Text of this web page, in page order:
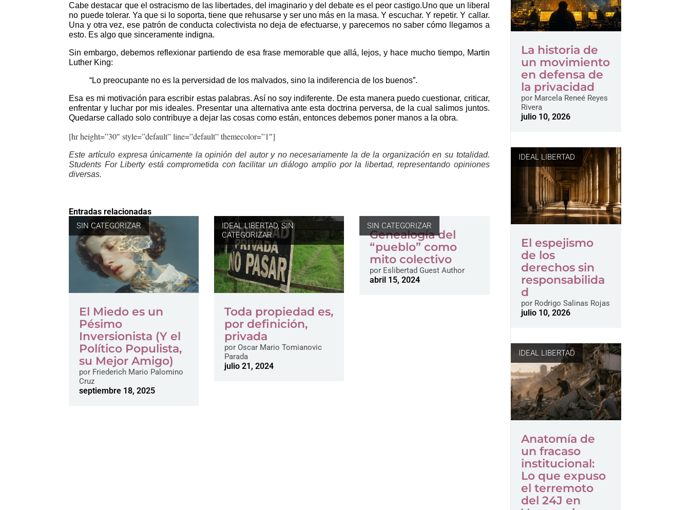
Cabe destacar que el ostracismo de las libertades, del imaginario y del debate es el peor castigo.Uno que un liberal
no puede tolerar. Ya que si lo soporta, tiene que rehusarse y ser uno más en la masa. Y escuchar. Y repetir. Y callar.
Una y otra vez, ese patrón de conducta colectivista no deja de efectuarse, y parecemos no saber cómo llegamos a
esto. Es algo que sinceramente indigna.
Sin embargo, debemos reflexionar partiendo de esa frase memorable que allá, lejos, y hace mucho tiempo, Martin
Luther King:
“Lo preocupante no es la perversidad de los malvados, sino la indiferencia de los buenos”.
Esa es mi motivación para escribir estas palabras. Así no soy indiferente. De esta manera puedo cuestionar, criticar,
enfrentar y luchar por mis ideales. Presentar una alternativa ante esta doctrina perversa, de la cual salimos juntos.
Quedarse callado solo contribuye a dejar las cosas como están, entonces debemos poner manos a la obra.
[hr height=”30″ style=”default” line=”default” themecolor=”1″]
Este artículo expresa únicamente la opinión del autor y no necesariamente la de la organización en su totalidad.
Students For Liberty está comprometida con facilitar un diálogo amplio por la libertad, representando opiniones
diversas.
Entradas relacionadas
SIN CATEGORIZAR
El Miedo es un
Pésimo
Inversionista (Y el
Político Populista,
su Mejor Amigo)
por Friederich Mario Palomino
Cruz
septiembre 18, 2025
IDEAL LIBERTAD,SIN
CATEGORIZAR
Toda propiedad es,
por definición,
privada
por Oscar Mario Tomianovic
Parada
julio 21, 2024
SIN CATEGORIZAR
Genealogía del
“pueblo” como
mito colectivo
por Eslibertad Guest Author
abril 15, 2024
La historia de
un movimiento
en defensa de
la privacidad
porMarcela Reneé Reyes
Rivera
julio 10, 2026
IDEAL LIBERTAD
El espejismo
de los
derechos sin
responsabilida
d
porRodrigo Salinas Rojas
julio 10, 2026
IDEAL LIBERTAD
Anatomía de
un fracaso
institucional:
Lo que expuso
el terremoto
del 24J en